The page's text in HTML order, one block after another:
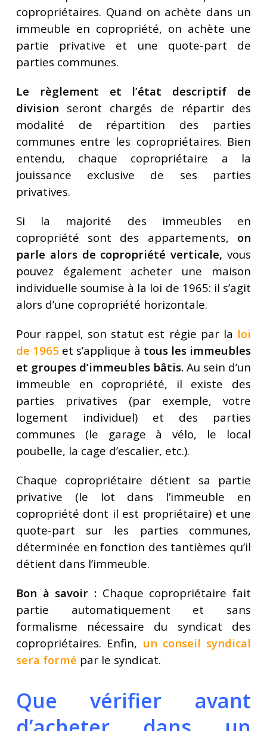
copropriétaires. Quand on achète dans un
immeuble en copropriété, on achète une
partie privative et une quote-part de
parties communes.
Le règlement et l’état descriptif de
division seront chargés de répartir des
modalité de répartition des parties
communes entre les copropriétaires. Bien
entendu, chaque copropriétaire a la
jouissance exclusive de ses parties
privatives.
Si la majorité des immeubles en
copropriété sont des appartements, on
parle alors de copropriété verticale, vous
pouvez également acheter une maison
individuelle soumise à la loi de 1965: il s’agit
alors d’une copropriété horizontale.
Pour rappel, son statut est régie par la loi
de 1965 et s’applique à tous les immeubles
et groupes d’immeubles bâtis. Au sein d’un
immeuble en copropriété, il existe des
parties privatives (par exemple, votre
logement individuel) et des parties
communes (le garage à vélo, le local
poubelle, la cage d’escalier, etc.).
Chaque copropriétaire détient sa partie
privative (le lot dans l’immeuble en
copropriété dont il est propriétaire) et une
quote-part sur les parties communes,
déterminée en fonction des tantièmes qu’il
détient dans l’immeuble.
Bon à savoir : Chaque copropriétaire fait
partie automatiquement et sans
formalisme nécessaire du syndicat des
copropriétaires. Enfin, un conseil syndical
sera formé par le syndicat.
Que vérifier avant